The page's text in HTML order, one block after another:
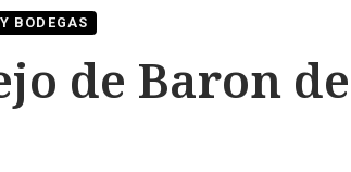
BODEGAS
de Baron de